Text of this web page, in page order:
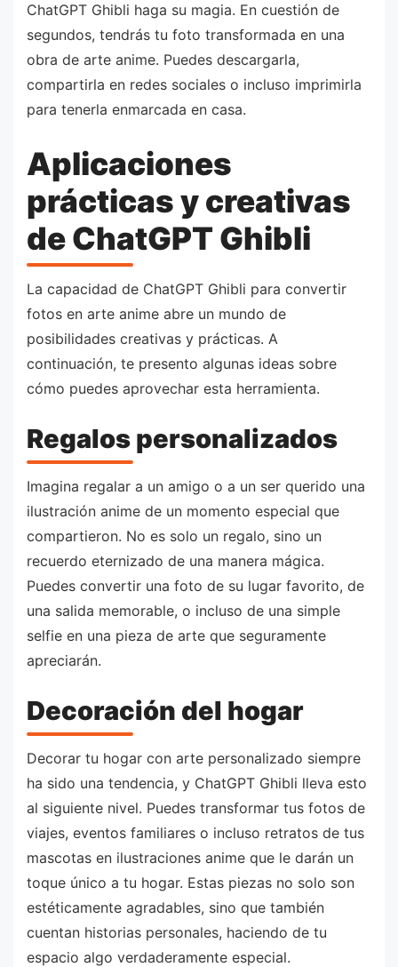
ChatGPT Ghibli haga su magia. En cuestión de
segundos, tendrás tu foto transformada en una
obra de arte anime. Puedes descargarla,
compartirla en redes sociales o incluso imprimirla
para tenerla enmarcada en casa.
Aplicaciones
prácticas y creativas
de ChatGPT Ghibli
La capacidad de ChatGPT Ghibli para convertir
fotos en arte anime abre un mundo de
posibilidades creativas y prácticas. A
continuación, te presento algunas ideas sobre
cómo puedes aprovechar esta herramienta.
Regalos personalizados
Imagina regalar a un amigo o a un ser querido una
ilustración anime de un momento especial que
compartieron. No es solo un regalo, sino un
recuerdo eternizado de una manera mágica.
Puedes convertir una foto de su lugar favorito, de
una salida memorable, o incluso de una simple
selfie en una pieza de arte que seguramente
apreciarán.
Decoración del hogar
Decorar tu hogar con arte personalizado siempre
ha sido una tendencia, y ChatGPT Ghibli lleva esto
al siguiente nivel. Puedes transformar tus fotos de
viajes, eventos familiares o incluso retratos de tus
mascotas en ilustraciones anime que le darán un
toque único a tu hogar. Estas piezas no solo son
estéticamente agradables, sino que también
cuentan historias personales, haciendo de tu
espacio algo verdaderamente especial.